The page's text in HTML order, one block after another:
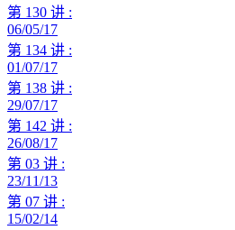
第 130 讲 :
06/05/17
第 134 讲 :
01/07/17
第 138 讲 :
29/07/17
第 142 讲 :
26/08/17
第 03 讲 :
23/11/13
第 07 讲 :
15/02/14